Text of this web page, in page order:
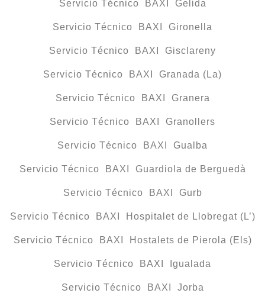
Servicio Técnico BAXI Gelida
Servicio Técnico BAXI Gironella
Servicio Técnico BAXI Gisclareny
Servicio Técnico BAXI Granada (La)
Servicio Técnico BAXI Granera
Servicio Técnico BAXI Granollers
Servicio Técnico BAXI Gualba
Servicio Técnico BAXI Guardiola de Berguedà
Servicio Técnico BAXI Gurb
Servicio Técnico BAXI Hospitalet de Llobregat (L’)
Servicio Técnico BAXI Hostalets de Pierola (Els)
Servicio Técnico BAXI Igualada
Servicio Técnico BAXI Jorba